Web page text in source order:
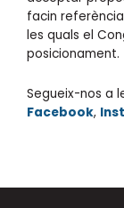
facin
les quals el
posicionament.
Segueix-nos a
Facebook,